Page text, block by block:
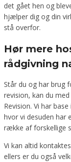
det gået hen og
hjælper dig og din
stå overfor.
Hør mere
rådgivning
Står du og har brug
revision, kan du
Revision. Vi har
hvor vi desuden har
række af forskellige
Vi kan altid
ellers er du også